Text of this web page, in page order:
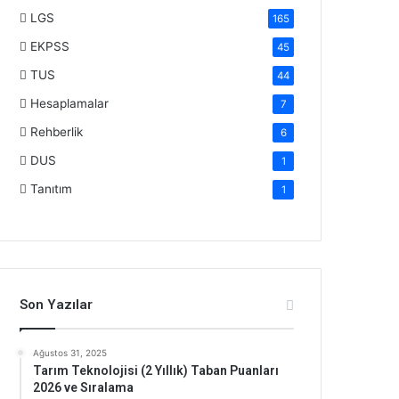
LGS 165
EKPSS 45
TUS 44
Hesaplamalar 7
Rehberlik 6
DUS 1
Tanıtım 1
Son Yazılar
Ağustos 31, 2025
Tarım Teknolojisi (2 Yıllık) Taban Puanları
2026 ve Sıralama